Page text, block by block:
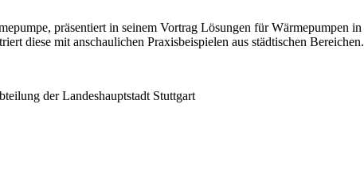
präsentiert in seinem Vortrag Lösungen für Wärmepumpen in
diese mit anschaulichen Praxisbeispielen aus städtischen Bereichen.
der Landeshauptstadt Stuttgart